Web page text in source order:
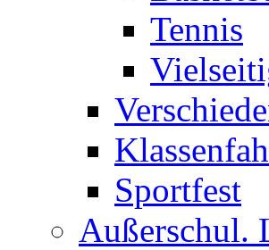
Tennis
Sportfest
Außerschul.